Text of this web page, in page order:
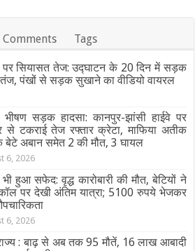
Comments Tags
सियासत तेज: उद्घाटन के 20 दिन में सड़क
पंखों से सड़क सुखाने का वीडियो वायरल
भीषण सड़क हादसा: कानपुर-झांसी हाईवे पर
से टकराई तेज रफ्तार क्रेटा, माफिया अतीक
अबान समेत 2 की मौत, 3 घायल
6, 2026
हुआ सफेद: वृद्ध कारोबारी की मौत, बेटियों ने
कॉल पर देखी अंतिम यात्रा; 5100 रुपये भेजकर
6, 2026
: बाढ़ से अब तक 95 मौतें, 16 लाख आबादी